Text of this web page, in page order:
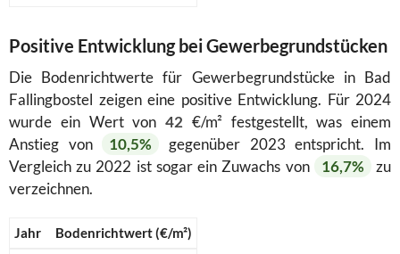
Positive Entwicklung bei Gewerbegrundstücken
Die Bodenrichtwerte für Gewerbegrundstücke in Bad
Fallingbostel zeigen eine positive Entwicklung. Für 2024
wurde ein Wert von 42 €/m² festgestellt, was einem
Anstieg von
10,5%
gegenüber 2023 entspricht. Im
Vergleich zu 2022 ist sogar ein Zuwachs von
16,7%
zu
verzeichnen.
Jahr
Bodenrichtwert (€/m²)